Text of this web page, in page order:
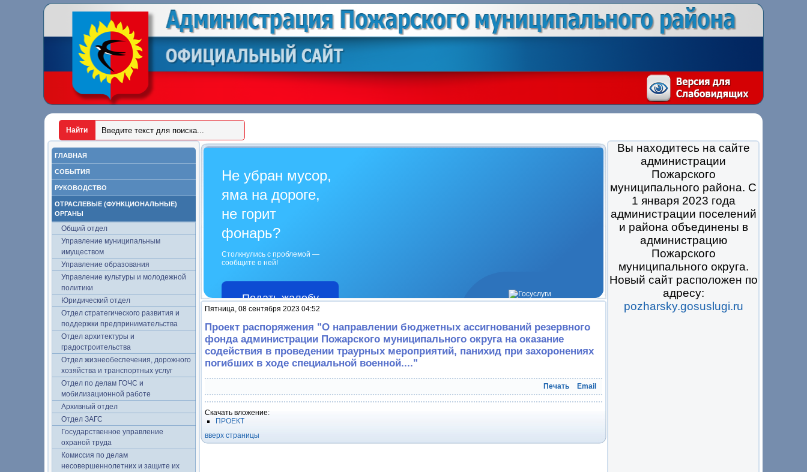
ГЛАВНАЯ
СОБЫТИЯ
РУКОВОДСТВО
ОТРАСЛЕВЫЕ (ФУНКЦИОНАЛЬНЫЕ)
ОРГАНЫ
Общий отдел
Управление муниципальным
имуществом
Управление образования
Управление культуры и молодежной
политики
Юридический отдел
Отдел стратегического развития и
поддержки предпринимательства
Отдел архитектуры и
градостроительства
Отдел жизнеобеспечения, дорожного
хозяйства и транспортных услуг
Отдел по делам ГОЧС и
мобилизационной работе
Архивный отдел
Отдел ЗАГС
Государственное управление
охраной труда
Комиссия по делам
несовершеннолетних и защите их
Вы находитесь на сайте
администрации
Пожарского
муниципального района. С
1 января 2023 года
администрации поселений
и района объединены в
администрацию
Пожарского
муниципального округа.
Новый сайт расположен по
адресу:
pozharsky.gosuslugi.ru
Не убран мусор,
яма на дороге,
не горит
фонарь?
Столкнулись с проблемой —
сообщите о ней!
Подать жалобу
Пятница, 08 сентября 2023 04:52
Проект распоряжения "О направлении бюджетных ассигнований резервного
фонда администрации Пожарского муниципального округа на оказание
содействия в проведении траурных мероприятий, панихид при захоронениях
погибших в ходе специальной военной...."
Печать Email
Скачать вложение:
ПРОЕКТ
вверх страницы